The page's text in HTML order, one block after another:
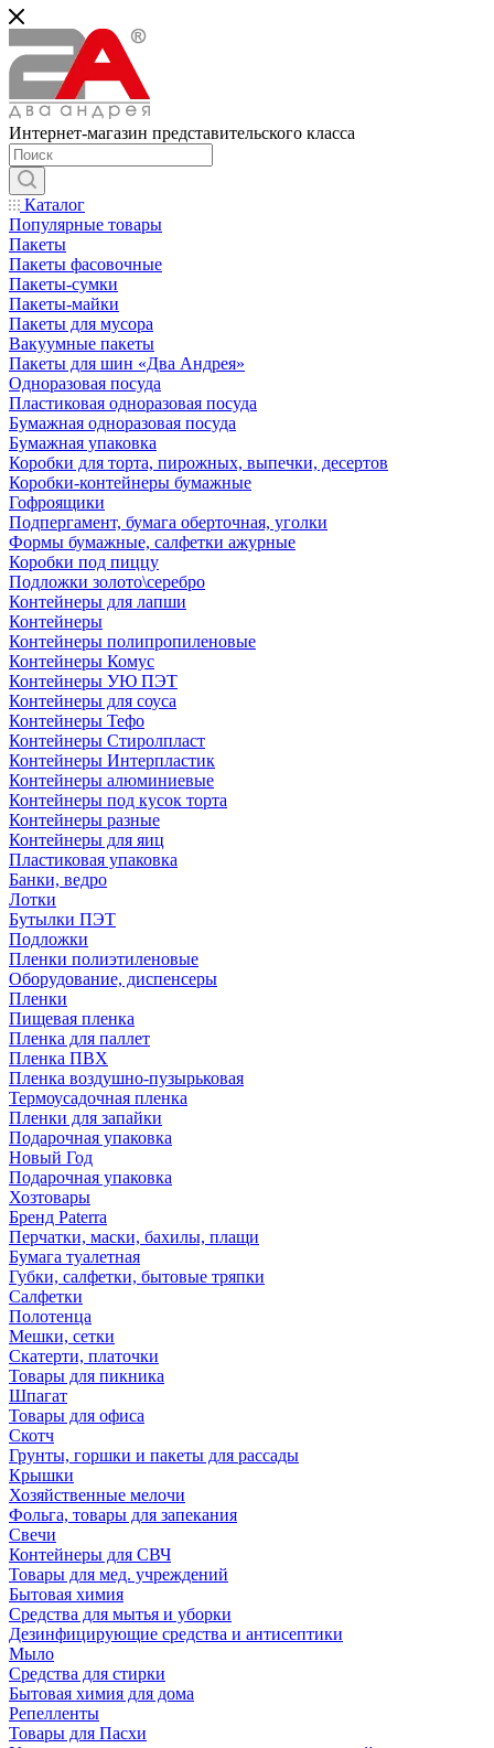
Интернет-магазин представительского класса
Каталог
Популярные товары
Пакеты
Пакеты фасовочные
Пакеты-сумки
Пакеты-майки
Пакеты для мусора
Вакуумные пакеты
Пакеты для шин «Два Андрея»
Одноразовая посуда
Пластиковая одноразовая посуда
Бумажная одноразовая посуда
Бумажная упаковка
Коробки для торта, пирожных, выпечки, десертов
Коробки-контейнеры бумажные
Гофроящики
Подпергамент, бумага оберточная, уголки
Формы бумажные, салфетки ажурные
Коробки под пиццу
Подложки золото\серебро
Контейнеры для лапши
Контейнеры
Контейнеры полипропиленовые
Контейнеры Комус
Контейнеры УЮ ПЭТ
Контейнеры для соуса
Контейнеры Тефо
Контейнеры Стиролпласт
Контейнеры Интерпластик
Контейнеры алюминиевые
Контейнеры под кусок торта
Контейнеры разные
Контейнеры для яиц
Пластиковая упаковка
Банки, ведро
Лотки
Бутылки ПЭТ
Подложки
Пленки полиэтиленовые
Оборудование, диспенсеры
Пленки
Пищевая пленка
Пленка для паллет
Пленка ПВХ
Пленка воздушно-пузырьковая
Термоусадочная пленка
Пленки для запайки
Подарочная упаковка
Новый Год
Подарочная упаковка
Хозтовары
Бренд Paterra
Перчатки, маски, бахилы, плащи
Бумага туалетная
Губки, салфетки, бытовые тряпки
Салфетки
Полотенца
Мешки, сетки
Скатерти, платочки
Товары для пикника
Шпагат
Товары для офиса
Скотч
Грунты, горшки и пакеты для рассады
Крышки
Хозяйственные мелочи
Фольга, товары для запекания
Свечи
Контейнеры для СВЧ
Товары для мед. учреждений
Бытовая химия
Средства для мытья и уборки
Дезинфицирующие средства и антисептики
Мыло
Средства для стирки
Бытовая химия для дома
Репелленты
Товары для Пасхи